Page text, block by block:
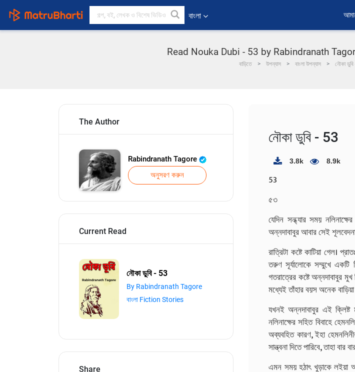
বাংলা
Read Nouka Dubi - 53 by Rabindranath
বাড়িতে উপন্যাস বাংলা উপন্যাস নৌকা
The Author
Rabindranath Tagore
অনুসরণ করুন
Current Read
নৌকা ডুবি - 53
By Rabindranath Tagore
বাংলা Fiction Stories
Share
নৌকা ডুবি - 53
3.8k 8.9k
53
৫৩
যেদিন সন্ধ্যার সময়
অন্নদাবাবুর আবার সেই
রাত্রিটা কষ্টে কাটিয়া গেল।
তরুণ সূর্যালোকে সম্মুখে একটি
গতরাত্রের কষ্টে অন্নদাবাবুর
মধ্যেই তাঁহার বয়স অনেক
যখনই অন্নদাবাবুর এই ক্লিষ্ট
নলিনাক্ষের সহিত বিবাহে
অব্যবহিত কারণ, ইহা
সান্ত্বনা দিতে পারিবে, তাহা
এমন সময় হঠাৎ খুড়াকে লইয়া